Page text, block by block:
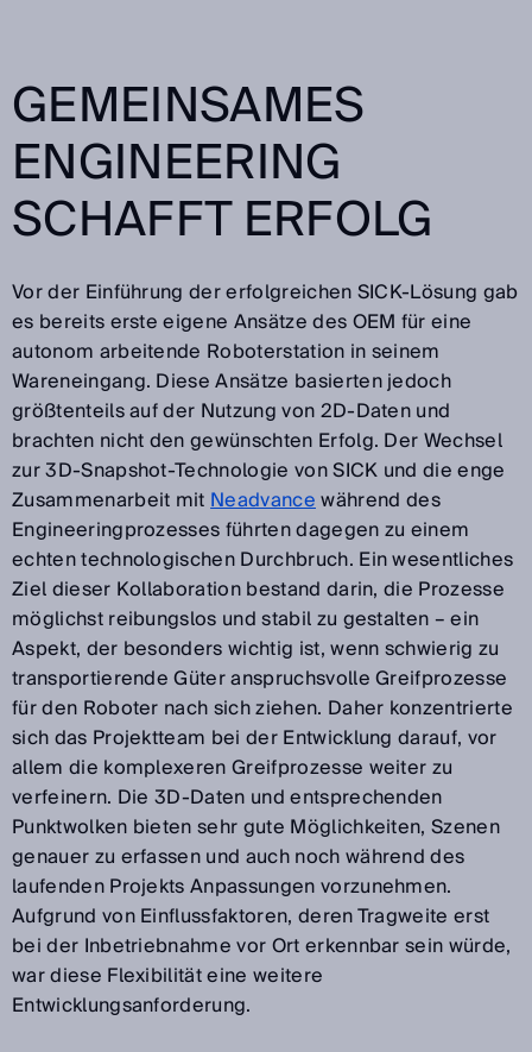
GEMEINSAMES
ENGINEERING
SCHAFFT ERFOLG
Vor der Einführung der erfolgreichen SICK-Lösung gab
es bereits erste eigene Ansätze des OEM für eine
autonom arbeitende Roboterstation in seinem
Wareneingang. Diese Ansätze basierten jedoch
größtenteils auf der Nutzung von 2D-Daten und
brachten nicht den gewünschten Erfolg. Der Wechsel
zur 3D-Snapshot-Technologie von SICK und die enge
Zusammenarbeit mitNeadvancewährend des
Engineeringprozesses führten dagegen zu einem
echten technologischen Durchbruch. Ein wesentliches
Ziel dieser Kollaboration bestand darin, die Prozesse
möglichst reibungslos und stabil zu gestalten – ein
Aspekt, der besonders wichtig ist, wenn schwierig zu
transportierende Güter anspruchsvolle Greifprozesse
für den Roboter nach sich ziehen. Daher konzentrierte
sich das Projektteam bei der Entwicklung darauf, vor
allem die komplexeren Greifprozesse weiter zu
verfeinern. Die 3D-Daten und entsprechenden
Punktwolken bieten sehr gute Möglichkeiten, Szenen
genauer zu erfassen und auch noch während des
laufenden Projekts Anpassungen vorzunehmen.
Aufgrund von Einflussfaktoren, deren Tragweite erst
bei der Inbetriebnahme vor Ort erkennbar sein würde,
war diese Flexibilität eine weitere
Entwicklungsanforderung.